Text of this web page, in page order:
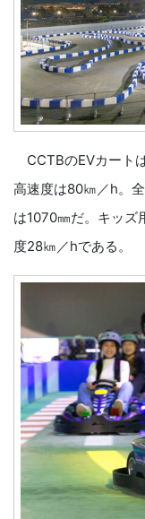
CCTBのEVカート
高速度は80㎞／h。
は1070㎜だ。キッズ
度28㎞／hである。